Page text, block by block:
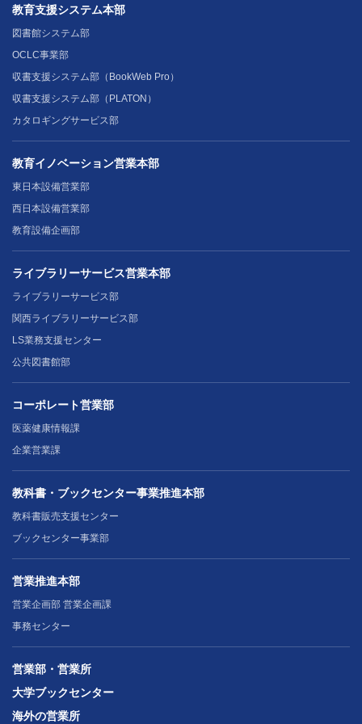
教育支援システム本部
図書館システム部
OCLC事業部
収書支援システム部（BookWeb Pro）
収書支援システム部（PLATON）
カタロギングサービス部
教育イノベーション営業本部
東日本設備営業部
西日本設備営業部
教育設備企画部
ライブラリーサービス営業本部
ライブラリーサービス部
関西ライブラリーサービス部
LS業務支援センター
公共図書館部
コーポレート営業部
医薬健康情報課
企業営業課
教科書・ブックセンター事業推進本部
教科書販売支援センター
ブックセンター事業部
営業推進本部
営業企画部 営業企画課
事務センター
営業部・営業所
大学ブックセンター
海外の営業所